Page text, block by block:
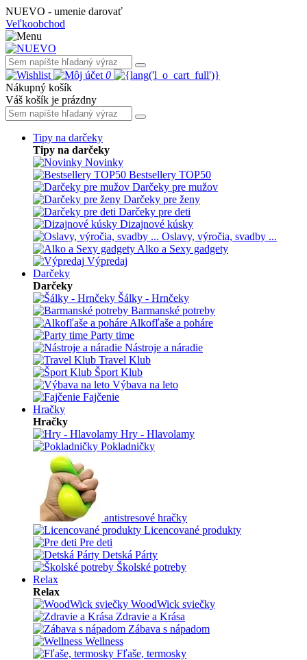
NUEVO - umenie darovať
Veľkoobchod
0
Nákupný košík
Váš košík je prázdny
Tipy na darčeky
Tipy na darčeky
Novinky
Bestsellery TOP50
Darčeky pre mužov
Darčeky pre ženy
Darčeky pre deti
Dizajnové kúsky
Oslavy, výročia, svadby ...
Alko a Sexy gadgety
Výpredaj
Darčeky
Darčeky
Šálky - Hrnčeky
Barmanské potreby
Alkofľaše a poháre
Party time
Nástroje a náradie
Travel Klub
Šport Klub
Výbava na leto
Fajčenie
Hračky
Hračky
Hry - Hlavolamy
Pokladničky
antistresové hračky
Licencované produkty
Pre deti
Detská Párty
Školské potreby
Relax
Relax
WoodWick sviečky
Zdravie a Krása
Zábava s nápadom
Wellness
Fľaše, termosky